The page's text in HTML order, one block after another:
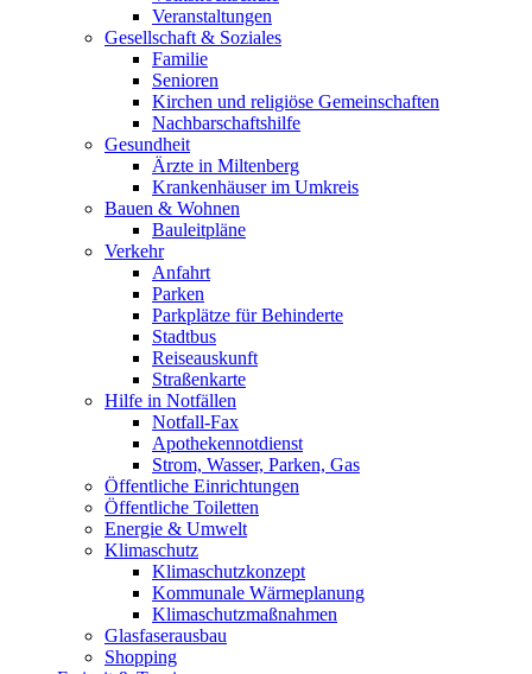
Veranstaltungen
Gesellschaft & Soziales
Familie
Senioren
Kirchen und religiöse Gemeinschaften
Nachbarschaftshilfe
Gesundheit
Ärzte in Miltenberg
Krankenhäuser im Umkreis
Bauen & Wohnen
Bauleitpläne
Verkehr
Anfahrt
Parken
Parkplätze für Behinderte
Stadtbus
Reiseauskunft
Straßenkarte
Hilfe in Notfällen
Notfall-Fax
Apothekennotdienst
Strom, Wasser, Parken, Gas
Öffentliche Einrichtungen
Öffentliche Toiletten
Energie & Umwelt
Klimaschutz
Klimaschutzkonzept
Kommunale Wärmeplanung
Klimaschutzmaßnahmen
Glasfaserausbau
Shopping